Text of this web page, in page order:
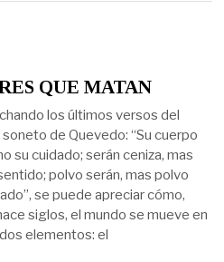
QUE MATAN
los últimos versos del
de Quevedo: “Su cuerpo
su cuidado; serán ceniza, mas
polvo serán, mas polvo
se puede apreciar cómo,
siglos, el mundo se mueve en
elementos: el